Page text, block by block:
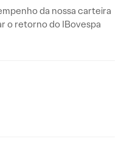
da nossa carteira
o retorno do IBovespa